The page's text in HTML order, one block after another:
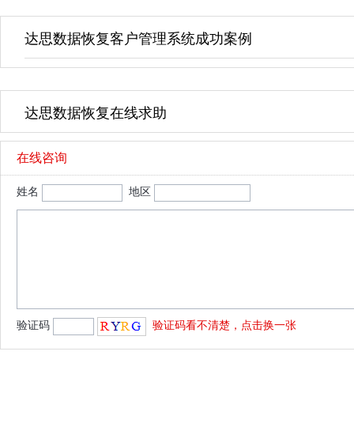
达思数据恢复客户管理系统成功案例
达思数据恢复在线求助
在线咨询
姓名 地区
验证码 验证码看不清楚，点击换一张